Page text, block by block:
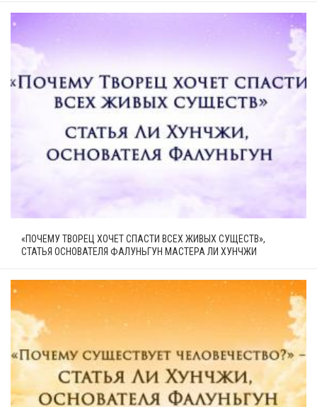
«ПОЧЕМУ ТВОРЕЦ ХОЧЕТ СПАСТИ ВСЕХ ЖИВЫХ СУЩЕСТВ»,
СТАТЬЯ ОСНОВАТЕЛЯ ФАЛУНЬГУН МАСТЕРА ЛИ ХУНЧЖИ